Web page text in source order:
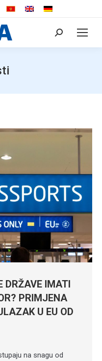
Search:
DRŽAVE IMATI
PRIMJENA
U EU OD
na snagu od